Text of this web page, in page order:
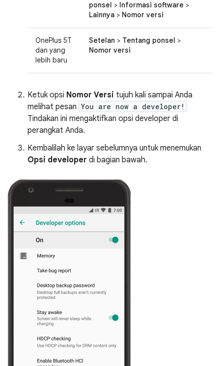
ponsel > Informasi software >
Lainnya > Nomor versi
OnePlus 5T
dan yang
lebih baru
Setelan > Tentang ponsel >
Nomor versi
Ketuk opsi Nomor Versi tujuh kali sampai Anda
melihat pesan You are now a developer!
Tindakan ini mengaktifkan opsi developer di
perangkat Anda.
Kembalilah ke layar sebelumnya untuk menemukan
Opsi developer di bagian bawah.